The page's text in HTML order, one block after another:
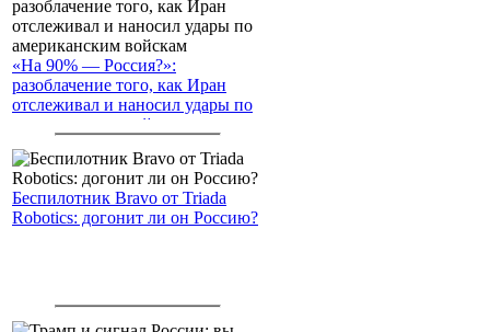
«На 90% — Россия?»:
разоблачение того, как Иран
отслеживал и наносил удары по
американским войскам
Беспилотник Bravo от Triada
Robotics: догонит ли он Россию?